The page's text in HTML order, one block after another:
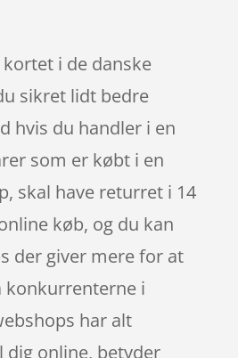
i de danske
sikret lidt bedre
hvis du handler i en
som er købt i en
skal have returret i 14
køb, og du kan
der giver mere for at
konkurrenterne i
har alt
dig online, betyder